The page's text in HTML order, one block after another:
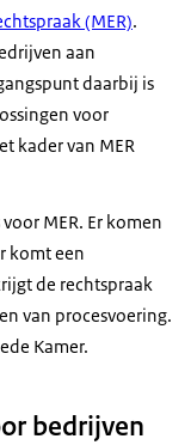
(MER).
aan
daarbij is
voor
kader van MER
MER. Er komen
komt een
de rechtspraak
van procesvoering.
Kamer.
bedrijven